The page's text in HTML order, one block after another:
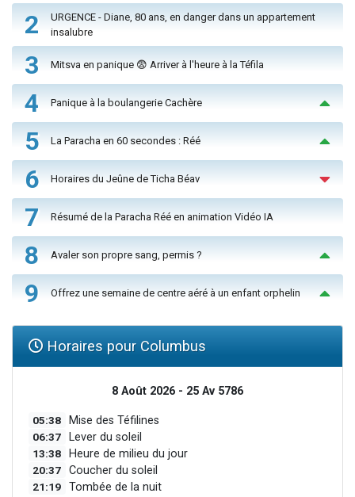
2
URGENCE - Diane, 80 ans, en danger dans un appartement
insalubre
3 Mitsva en panique 😨 Arriver à l'heure à la Téfila
4 Panique à la boulangerie Cachère
5 La Paracha en 60 secondes : Réé
6 Horaires du Jeûne de Ticha Béav
7 Résumé de la Paracha Réé en animation Vidéo IA
8 Avaler son propre sang, permis ?
9 Offrez une semaine de centre aéré à un enfant orphelin
Horaires pour Columbus
8 Août 2026 - 25 Av 5786
05:38 Mise des Téfilines
06:37 Lever du soleil
13:38 Heure de milieu du jour
20:37 Coucher du soleil
21:19 Tombée de la nuit